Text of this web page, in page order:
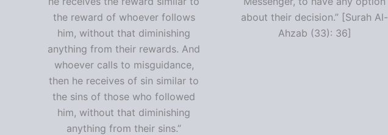
the reward of whoever follows
him, without that diminishing
anything from their rewards. And
whoever calls to misguidance,
then he receives of sin similar to
the sins of those who followed
him, without that diminishing
anything from their sins.”
about their decision.” [Surah Al-
Ahzab (33): 36]